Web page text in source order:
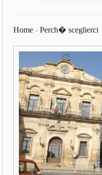
Home -Perch� sceglierci